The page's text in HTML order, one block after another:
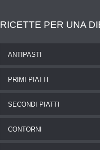
RICETTE PER UNA
ANTIPASTI
PRIMI PIATTI
SECONDI PIATTI
CONTORNI